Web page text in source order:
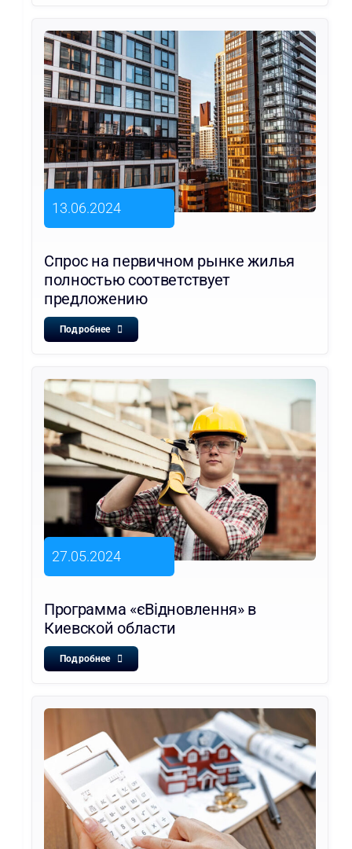
13.06.2024
Спрос на первичном рынке жилья
полностью соответствует
предложению
Подробнее
27.05.2024
Программа «єВідновлення» в
Киевской области
Подробнее